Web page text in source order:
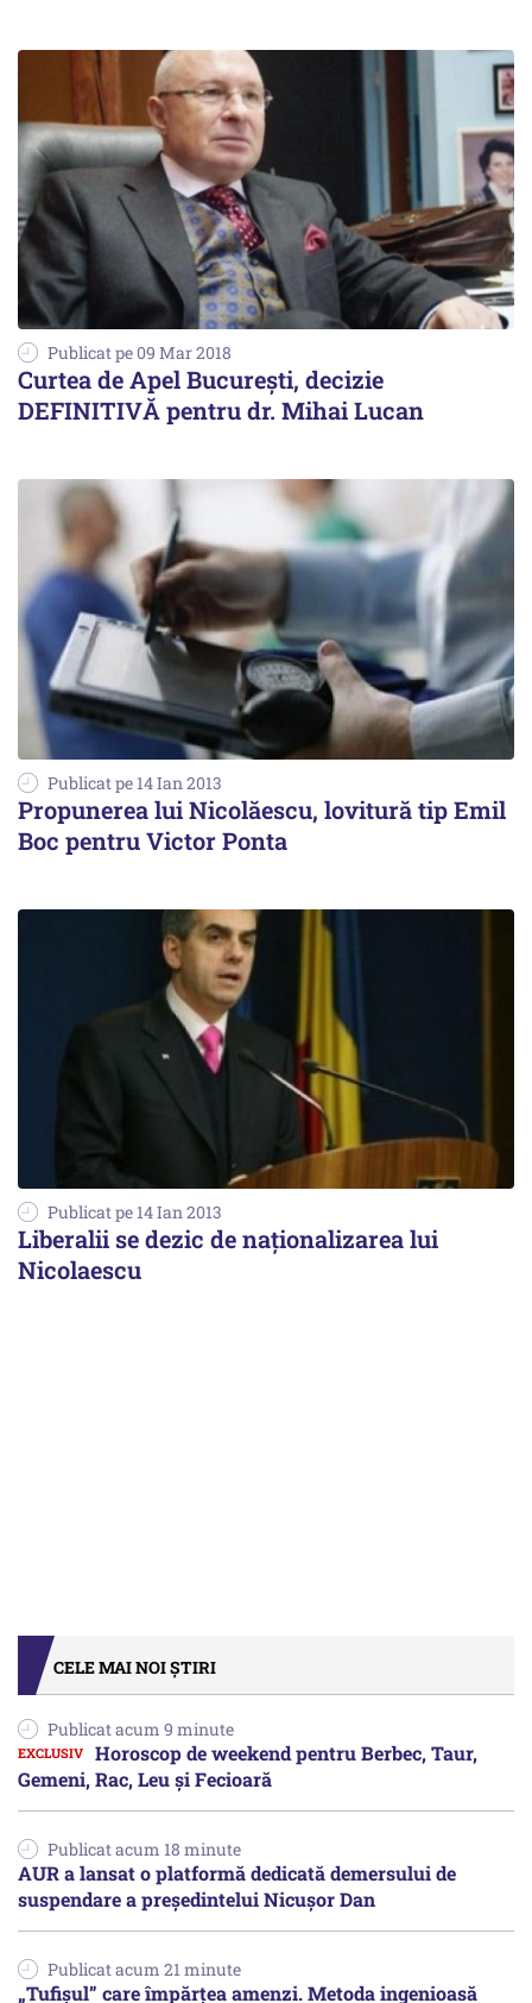
Publicat pe 09 Mar 2018
Curtea de Apel Bucureşti, decizie
DEFINITIVĂ pentru dr. Mihai Lucan
Publicat pe 14 Ian 2013
Propunerea lui Nicolăescu, lovitură tip Emil
Boc pentru Victor Ponta
Publicat pe 14 Ian 2013
Liberalii se dezic de naționalizarea lui
Nicolaescu
CELE MAI NOI ȘTIRI
Publicat acum 9 minute
Horoscop de weekend pentru Berbec, Taur,
Gemeni, Rac, Leu și Fecioară
Publicat acum 18 minute
AUR a lansat o platformă dedicată demersului de
suspendare a președintelui Nicușor Dan
Publicat acum 21 minute
„Tufișul” care împărțea amenzi. Metoda ingenioasă